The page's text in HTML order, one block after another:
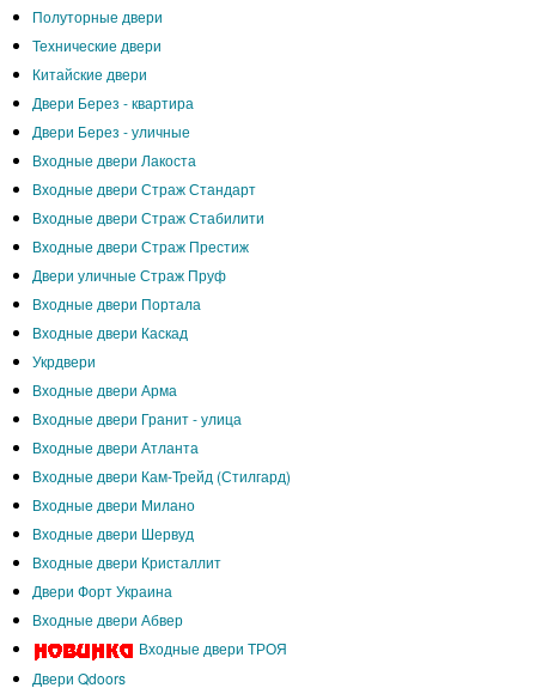
Полуторные двери
Технические двери
Китайские двери
Двери Берез - квартира
Двери Берез - уличные
Входные двери Лакоста
Входные двери Страж Стандарт
Входные двери Страж Стабилити
Входные двери Страж Престиж
Двери уличные Страж Пруф
Входные двери Портала
Входные двери Каскад
Укрдвери
Входные двери Арма
Входные двери Гранит - улица
Входные двери Атланта
Входные двери Кам-Трейд (Стилгард)
Входные двери Милано
Входные двери Шервуд
Входные двери Кристаллит
Двери Форт Украина
Входные двери Абвер
Входные двери ТРОЯ
Двери Qdoors